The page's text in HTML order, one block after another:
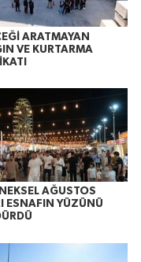
ARATMAYAN
VE KURTARMA
AĞUSTOS
ESNAFIN YÜZÜNÜ